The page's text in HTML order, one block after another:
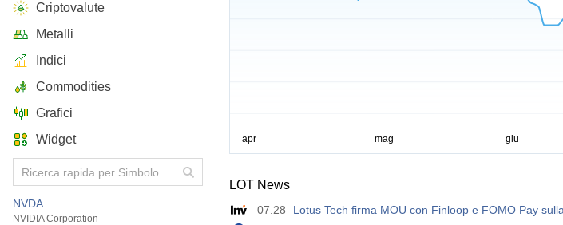
Criptovalute
Metalli
Indici
Commodities
Grafici
Widget
NVDA
NVIDIA Corporation
LOT News
07.28
Lotus Tech firma MOU con Finloop e FOMO Pay